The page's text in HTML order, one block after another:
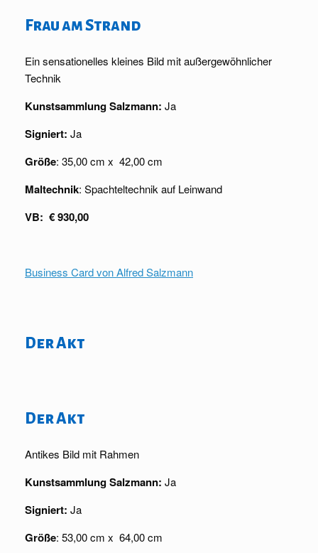
Frau am Strand
Ein sensationelles kleines Bild mit außergewöhnlicher
Technik
Kunstsammlung Salzmann: Ja
Signiert: Ja
Größe: 35,00 cm x 42,00 cm
Maltechnik: Spachteltechnik auf Leinwand
VB: € 930,00
Business Card von Alfred Salzmann
Der Akt
Der Akt
Antikes Bild mit Rahmen
Kunstsammlung Salzmann: Ja
Signiert: Ja
Größe: 53,00 cm x 64,00 cm